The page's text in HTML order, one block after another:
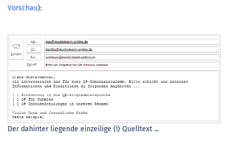
Vorschau):
Der dahinter liegende einzeilige (!) Quelltext ...